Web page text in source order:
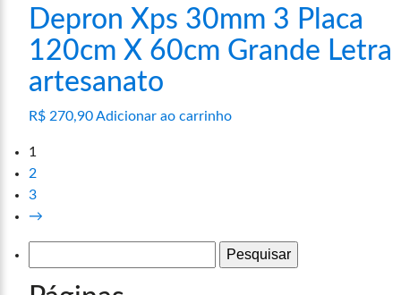
Depron Xps 30mm 3 Placa
120cm X 60cm Grande Letra
artesanato
R$ 270,90Adicionar ao carrinho
1
2
3
→
por: